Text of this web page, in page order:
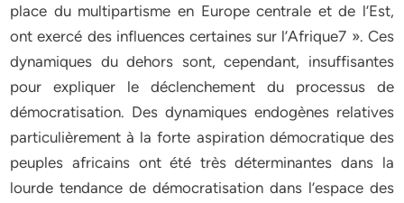
place du multipartisme en Europe centrale et de l’Est,
ont exercé des influences certaines sur l’Afrique7 ». Ces
dynamiques du dehors sont, cependant, insuffisantes
pour expliquer le déclenchement du processus de
démocratisation. Des dynamiques endogènes relatives
particulièrement à la forte aspiration démocratique des
peuples africains ont été très déterminantes dans la
lourde tendance de démocratisation dans l’espace des